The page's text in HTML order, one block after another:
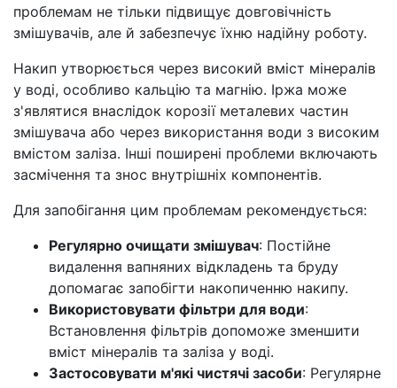
проблемам не тільки підвищує довговічність
змішувачів, але й забезпечує їхню надійну роботу.
Накип утворюється через високий вміст мінералів
у воді, особливо кальцію та магнію. Іржа може
з'являтися внаслідок корозії металевих частин
змішувача або через використання води з високим
вмістом заліза. Інші поширені проблеми включають
засмічення та знос внутрішніх компонентів.
Для запобігання цим проблемам рекомендується:
Регулярно очищати змішувач: Постійне
видалення вапняних відкладень та бруду
допомагає запобігти накопиченню накипу.
Використовувати фільтри для води:
Встановлення фільтрів допоможе зменшити
вміст мінералів та заліза у воді.
Застосовувати м'які чистячі засоби: Регулярне